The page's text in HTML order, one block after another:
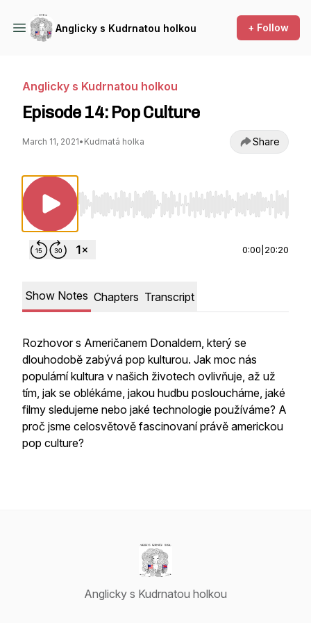
Anglicky s Kudrnatou holkou + Follow
Anglicky s Kudrnatou holkou
Episode 14: Pop Culture
March 11, 2021• Kudrnatá holka Share
Use Left/Right to seek, Home/End to jump
0:00 20:20
Show Notes Chapters Transcript
Rozhovor s Američanem Donaldem, který se
dlouhodobě zabývá pop kulturou. Jak moc nás
populární kultura v našich životech ovlivňuje, až už
tím, jak se oblékáme, jakou hudbu posloucháme, jaké
filmy sledujeme nebo jaké technologie používáme? A
proč jsme celosvětově fascinovaní právě americkou
pop culture?
Anglicky s Kudrnatou holkou